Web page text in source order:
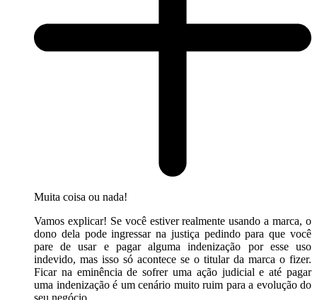
Muita coisa ou nada!
Vamos explicar! Se você estiver realmente usando a marca, o
dono dela pode ingressar na justiça pedindo para que você
pare de usar e pagar alguma indenização por esse uso
indevido, mas isso só acontece se o titular da marca o fizer.
Ficar na eminência de sofrer uma ação judicial e até pagar
uma indenização é um cenário muito ruim para a evolução do